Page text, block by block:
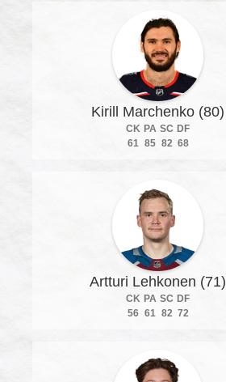
Kirill Marchenko (80)
CK PA SC DF
61 85 82 68
Artturi Lehkonen (71)
CK PA SC DF
56 61 82 72